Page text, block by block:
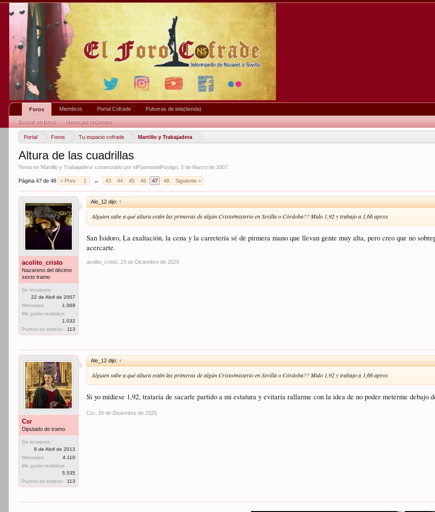
Portal Foros Tu espacio cofrade Martillo y Trabajadera
Altura de las cuadrillas
Tema en 'Martillo y Trabajadera' comenzado porelPuentedelPostigo ,3 de Marzo de 2007
Página 47 de 48 < Prev 1 ← 43 44 45 46 47 48 Siguiente >
acolito_cristo
Nazareno del décimo
sexto tramo
Se incorporó:
22 de Abril de 2007
Mensajes:
1.069
Me gusta recibidos:
1.032
Puntos de trofeos:
113
Ale_12 dijo: ↑
Alguien sabe a qué altura están las primeras de algún Cristo/misterio en Sevilla o Córdoba?? Mido 1,92 y trabajo a 1,66 aprox
San Isidoro, La exaltación, la cena y la carretería sé de pirmera mano que llevan gente muy alta, pero creo que no
acercarte.
acolito_cristo 23 de Diciembre de 2025
Csr
Diputado de tramo
Se incorporó:
8 de Abril de 2013
Mensajes:
4.110
Me gusta recibidos:
5.535
Puntos de trofeos:
113
Ale_12 dijo: ↑
Alguien sabe a qué altura están las primeras de algún Cristo/misterio en Sevilla o Córdoba?? Mido 1,92 y trabajo a 1,66 aprox
Si yo midiese 1,92, trataría de sacarle partido a mi estatura y evitaría rallarme con la idea de no poder meterme debajo
Csr 26 de Diciembre de 2025
Foros
Buscar en foros Mensajes recientes
Miembros Portal Cofrade Pulseras de tela(tienda)